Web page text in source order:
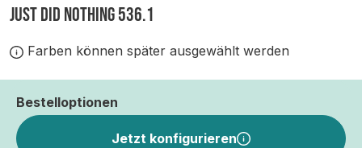
JUST DID NOTHING 536.1
Farben können später ausgewählt werden
Bestelloptionen
Jetzt konfigurieren